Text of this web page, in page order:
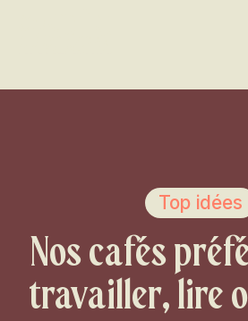
Top idées
Nos cafés
travailler, lire